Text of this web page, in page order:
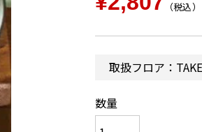
税込
取扱フロア：